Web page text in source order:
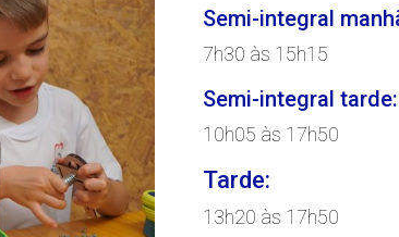
Semi-integral
7h30 às 15h15
Semi-integral tarde:
10h05 às 17h50
Tarde:
13h20 às 17h50